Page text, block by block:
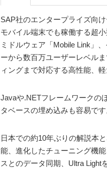
SAP社のエンタープライズ向
モバイル端末でも稼働する超
ミドルウェア「Mobile Link」
ーから数百万ユーザーレベル
ィングまで対応する高性能、軽
Javaや.NETフレームワークの
タベースの埋め込みも容易です
日本での約10年ぶりの解説本
能、進化したチューニング機
スとのデータ同期、Ultra Light